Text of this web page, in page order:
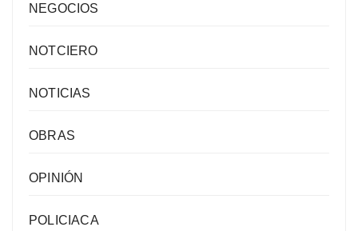
NEGOCIOS
NOTCIERO
NOTICIAS
OBRAS
OPINIÓN
POLICIACA